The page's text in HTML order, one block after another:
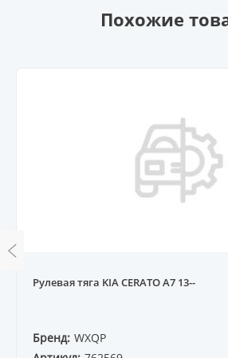
Похожие
Рулевая тяга KIA CERATO A7 13--
Бренд: WXQP